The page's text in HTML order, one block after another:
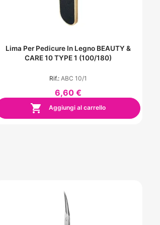
Lima Per Pedicure In Legno BEAUTY &
CARE 10 TYPE 1 (100/180)
Rif.: ABC 10/1
6,60 €
 Aggiungi al carrello